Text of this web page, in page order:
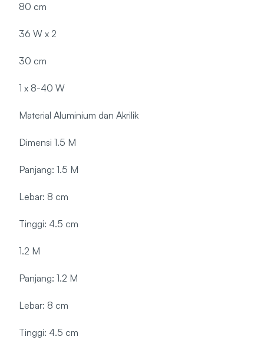
80 cm
36 W x 2
30 cm
1 x 8-40 W
Material Aluminium dan Akrilik
Dimensi 1.5 M
Panjang: 1.5 M
Lebar: 8 cm
Tinggi: 4.5 cm
1.2 M
Panjang: 1.2 M
Lebar: 8 cm
Tinggi: 4.5 cm